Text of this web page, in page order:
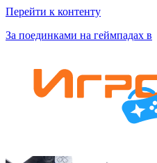
Перейти к контенту
За поединками на геймпадах в